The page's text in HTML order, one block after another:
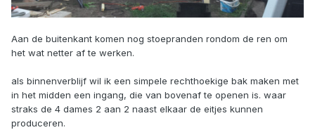
Aan de buitenkant komen nog stoepranden rondom de ren om
het wat netter af te werken.
als binnenverblijf wil ik een simpele rechthoekige bak maken met
in het midden een ingang, die van bovenaf te openen is. waar
straks de 4 dames 2 aan 2 naast elkaar de eitjes kunnen
produceren.